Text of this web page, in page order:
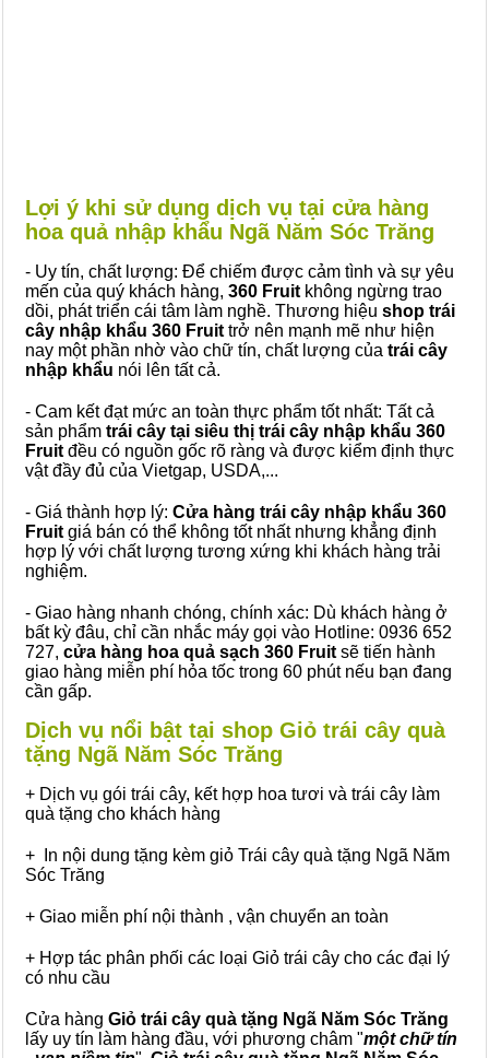
Lợi ý khi sử dụng dịch vụ tại cửa hàng
hoa quả nhập khẩu Ngã Năm Sóc Trăng
- Uy tín, chất lượng: Để chiếm được cảm tình và sự yêu
mến của quý khách hàng, 360 Fruit không ngừng trao
dồi, phát triển cái tâm làm nghề. Thương hiệu shop trái
cây nhập khẩu 360 Fruit trở nên mạnh mẽ như hiện
nay một phần nhờ vào chữ tín, chất lượng của trái cây
nhập khẩu nói lên tất cả.
- Cam kết đạt mức an toàn thực phẩm tốt nhất: Tất cả
sản phẩm trái cây tại siêu thị trái cây nhập khẩu 360
Fruit đều có nguồn gốc rõ ràng và được kiểm định thực
vật đầy đủ của Vietgap, USDA,...
- Giá thành hợp lý: Cửa hàng trái cây nhập khẩu 360
Fruit giá bán có thể không tốt nhất nhưng khẳng định
hợp lý với chất lượng tương xứng khi khách hàng trải
nghiệm.
- Giao hàng nhanh chóng, chính xác: Dù khách hàng ở
bất kỳ đâu, chỉ cần nhắc máy gọi vào Hotline: 0936 652
727, cửa hàng hoa quả sạch 360 Fruit sẽ tiến hành
giao hàng miễn phí hỏa tốc trong 60 phút nếu bạn đang
cần gấp.
Dịch vụ nổi bật tại shop Giỏ trái cây quà
tặng Ngã Năm Sóc Trăng
+ Dịch vụ gói trái cây, kết hợp hoa tươi và trái cây làm
quà tặng cho khách hàng
+ In nội dung tặng kèm giỏ Trái cây quà tặng Ngã Năm
Sóc Trăng
+ Giao miễn phí nội thành , vận chuyển an toàn
+ Hợp tác phân phối các loại Giỏ trái cây cho các đại lý
có nhu cầu
Cửa hàng Giỏ trái cây quà tặng Ngã Năm Sóc Trăng
lấy uy tín làm hàng đầu, với phương châm "một chữ tín